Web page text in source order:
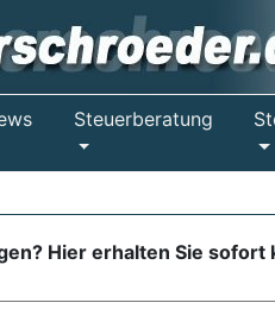
Steuerberatung
Hier erhalten Sie